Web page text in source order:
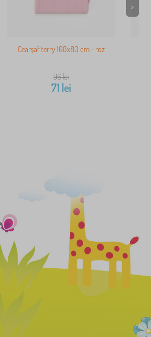
Cearşaf terry 160x80 cm - roz
96lei
71 lei
>